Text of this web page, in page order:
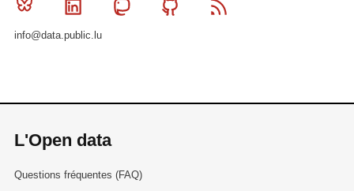
Bluesky Linkedin MastodonGithub
info@data.public.lu
L'Open data
Questions fréquentes (FAQ)